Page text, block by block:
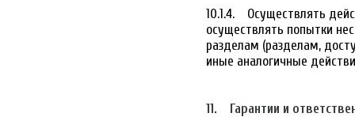
10.1.4. Осуществлять
осуществлять попытки
разделам (разделам,
иные аналогичные
11. Гарантии и